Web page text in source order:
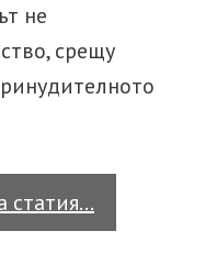
не
срещу
статия…
иск.